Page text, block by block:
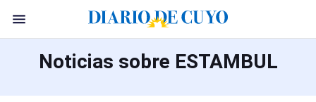
Noticias sobre ESTAMBUL